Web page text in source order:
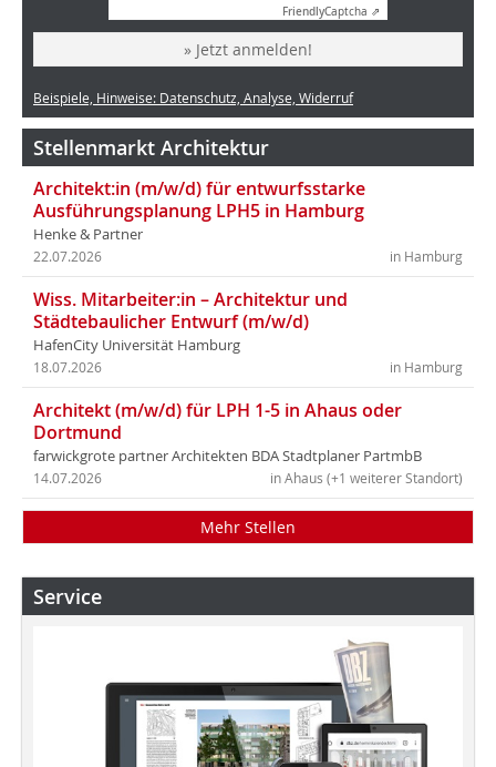
FriendlyCaptcha ⇗
» Jetzt anmelden!
Beispiele, Hinweise: Datenschutz, Analyse, Widerruf
Stellenmarkt Architektur
Architekt:in (m/w/d) für entwurfsstarke
Ausführungsplanung LPH5 in Hamburg
Henke & Partner
in Hamburg
22.07.2026
Wiss. Mitarbeiter:in – Architektur und
Städtebaulicher Entwurf (m/w/d)
HafenCity Universität Hamburg
in Hamburg
18.07.2026
Architekt (m/w/d) für LPH 1-5 in Ahaus oder
Dortmund
farwickgrote partner Architekten BDA Stadtplaner PartmbB
in Ahaus (+1 weiterer Standort)
14.07.2026
Mehr Stellen
Service